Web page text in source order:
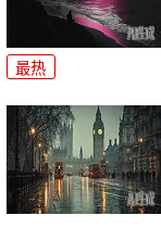
最热